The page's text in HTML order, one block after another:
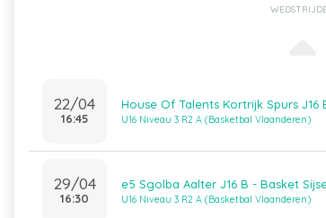
22/04
16:45
House Of Talents Kortrijk Spurs J16
U16 Niveau 3 R2 A (Basketbal Vlaanderen)
29/04
16:30
e5 Sgolba Aalter J16 B - Basket
U16 Niveau 3 R2 A (Basketbal Vlaanderen)